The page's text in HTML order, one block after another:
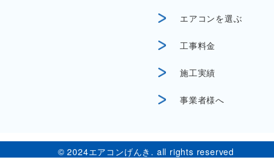
エアコンを選ぶ
工事料金
施工実績
事業者様へ
©︎ 2024エアコンげんき. all rights reserved